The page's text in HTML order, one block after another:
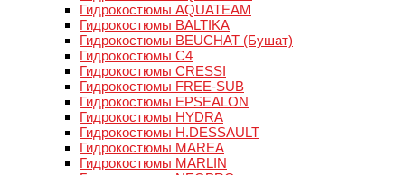
Гидрокостюмы AQUATEAM
Гидрокостюмы BALTIKA
Гидрокостюмы BEUCHAT (Бушат)
Гидрокостюмы C4
Гидрокостюмы CRESSI
Гидрокостюмы FREE-SUB
Гидрокостюмы EPSEALON
Гидрокостюмы HYDRA
Гидрокостюмы H.DESSAULT
Гидрокостюмы MAREA
Гидрокостюмы MARLIN